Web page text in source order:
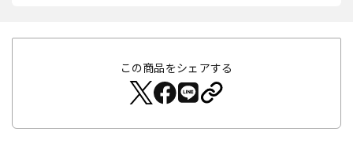
この商品をシェアする